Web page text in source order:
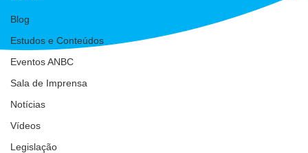
Blog
Estudos e Conteúdos
Eventos ANBC
Sala de Imprensa
Notícias
Vídeos
Legislação